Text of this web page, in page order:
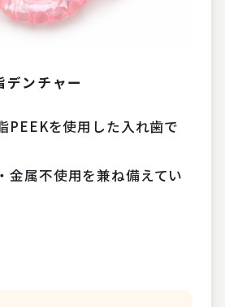
デンチャー
PEEKを使用した入れ歯で
金属不使用を兼ね備えてい